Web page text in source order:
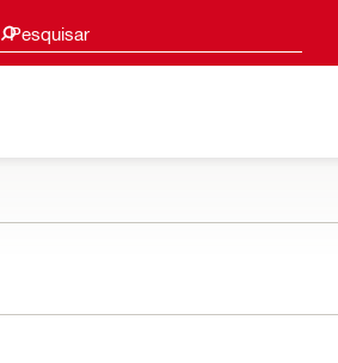
Pesquisar
Procurar sugestões